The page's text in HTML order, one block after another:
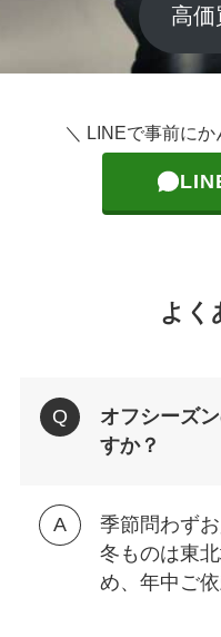
高価
＼ LINEで事前に
よく
オフシーズ
すか？
季節問わず
冬ものは東
め、年中ご